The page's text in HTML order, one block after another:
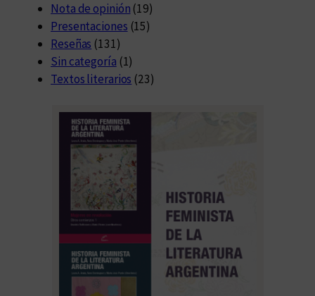
Nota de opinión (19)
Presentaciones (15)
Reseñas (131)
Sin categoría (1)
Textos literarios (23)